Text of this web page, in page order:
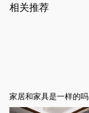
相关推荐
家居和家具是一样的吗